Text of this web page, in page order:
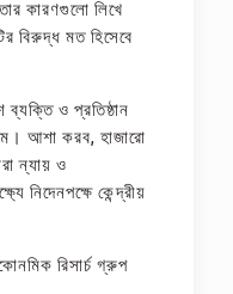
কারণগুলো লিখে
বিরুদ্ধ মত হিসেবে
ও প্রতিষ্ঠান
আশা করব, হাজারো
ন্যায় ও
নিদেনপক্ষে কেন্দ্রীয়
রিসার্চ গ্রুপ